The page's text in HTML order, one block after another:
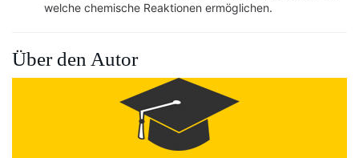
welche chemische Reaktionen ermöglichen.
Über den Autor